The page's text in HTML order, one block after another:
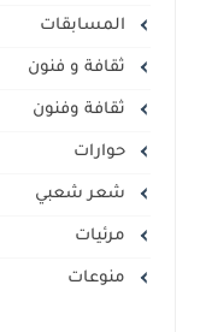
المسابقات
ثقافة و فنون
ثقافة وفنون
حوارات
شعر شعبي
مرئيات
منوعات